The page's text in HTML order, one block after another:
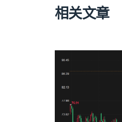
相关文章